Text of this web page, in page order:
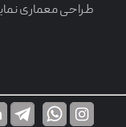
طراحی معماری